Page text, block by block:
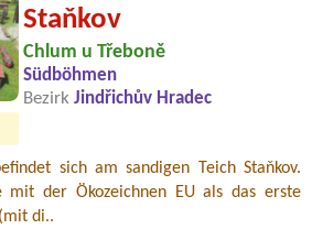
Staňkov
Chlum u Třeboně
Südböhmen
Bezirk Jindřichův Hradec
sich am sandigen Teich Staňkov.
mit der Ökozeichnen EU als das erste
di..